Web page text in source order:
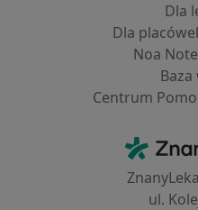
Dla
Dla
Noa
Centrum
ul.